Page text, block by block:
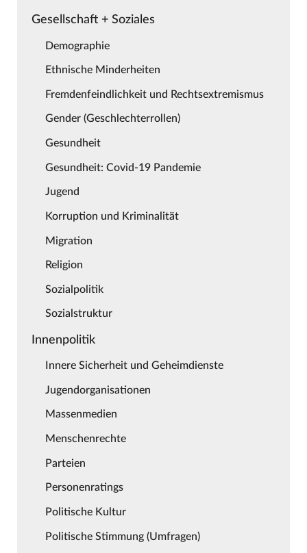
Gesellschaft + Soziales
Demographie
Ethnische Minderheiten
Fremdenfeindlichkeit und Rechtsextremismus
Gender (Geschlechterrollen)
Gesundheit
Gesundheit: Covid-19 Pandemie
Jugend
Korruption und Kriminalität
Migration
Religion
Sozialpolitik
Sozialstruktur
Innenpolitik
Innere Sicherheit und Geheimdienste
Jugendorganisationen
Massenmedien
Menschenrechte
Parteien
Personenratings
Politische Kultur
Politische Stimmung (Umfragen)